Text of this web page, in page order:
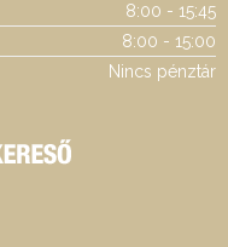
8:00 - 15:45
8:00 - 15:00
Nincs pénztár